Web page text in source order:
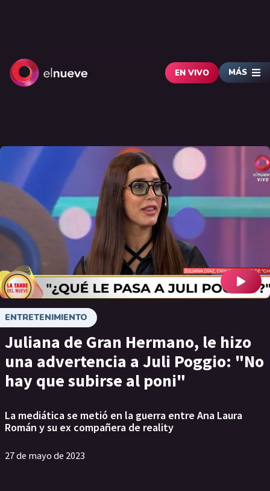
EN VIVO MÁS
ENTRETENIMIENTO
Juliana de Gran Hermano, le hizo
una advertencia a Juli Poggio: "No
hay que subirse al poni"
La mediática se metió en la guerra entre Ana Laura
Román y su ex compañera de reality
27 de mayo de 2023